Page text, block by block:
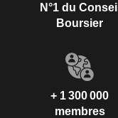
N°1 du Conseil
Boursier
+ 1 300 000
membres